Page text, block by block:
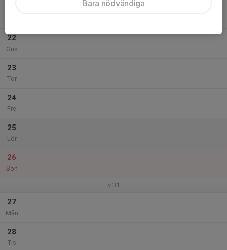
22
Ons
23
Tor
24
Fre
25
Lör
26
Sön
v.31
27
Mån
28
Tis
Bara nödvändiga